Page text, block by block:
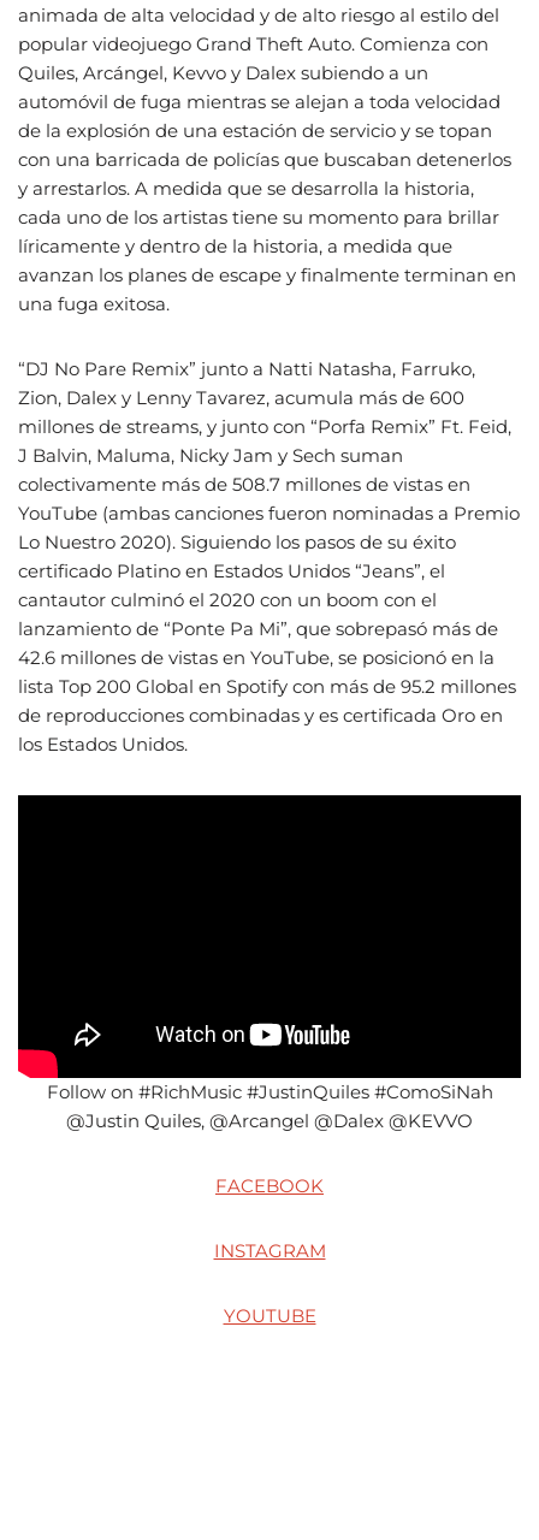
animada de alta velocidad y de alto riesgo al estilo del
popular videojuego Grand Theft Auto. Comienza con
Quiles, Arcángel, Kevvo y Dalex subiendo a un
automóvil de fuga mientras se alejan a toda velocidad
de la explosión de una estación de servicio y se topan
con una barricada de policías que buscaban detenerlos
y arrestarlos. A medida que se desarrolla la historia,
cada uno de los artistas tiene su momento para brillar
líricamente y dentro de la historia, a medida que
avanzan los planes de escape y finalmente terminan en
una fuga exitosa.
“DJ No Pare Remix” junto a Natti Natasha, Farruko,
Zion, Dalex y Lenny Tavarez, acumula más de 600
millones de streams, y junto con “Porfa Remix” Ft. Feid,
J Balvin, Maluma, Nicky Jam y Sech suman
colectivamente más de 508.7 millones de vistas en
YouTube (ambas canciones fueron nominadas a Premio
Lo Nuestro 2020). Siguiendo los pasos de su éxito
certificado Platino en Estados Unidos “Jeans”, el
cantautor culminó el 2020 con un boom con el
lanzamiento de “Ponte Pa Mi”, que sobrepasó más de
42.6 millones de vistas en YouTube, se posicionó en la
lista Top 200 Global en Spotify con más de 95.2 millones
de reproducciones combinadas y es certificada Oro en
los Estados Unidos.
Follow on #RichMusic #JustinQuiles #ComoSiNah
@Justin Quiles​, @Arcangel​ @Dalex​ @KEVVO​
FACEBOOK
INSTAGRAM
YOUTUBE